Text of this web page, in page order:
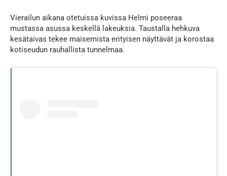
Vierailun aikana otetuissa kuvissa Helmi poseeraa
mustassa asussa keskellä lakeuksia. Taustalla hehkuva
kesätaivas tekee maisemista erityisen näyttävät ja korostaa
kotiseudun rauhallista tunnelmaa.